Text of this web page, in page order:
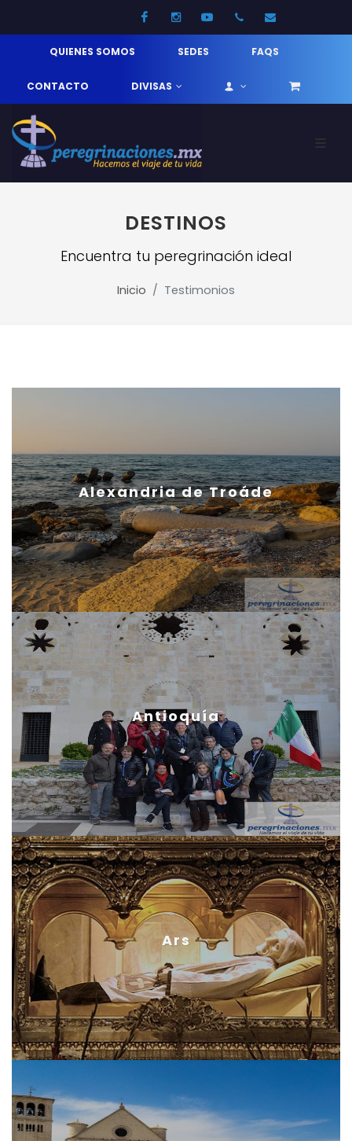
FacebookInstagramYoutube52 33 31210744
QUIENES SOMOS SEDES FAQS
CONTACTO DIVISAS
DESTINOS
Encuentra tu peregrinación ideal
Inicio Testimonios
Alexandria de Troáde
Antioquía
Ars